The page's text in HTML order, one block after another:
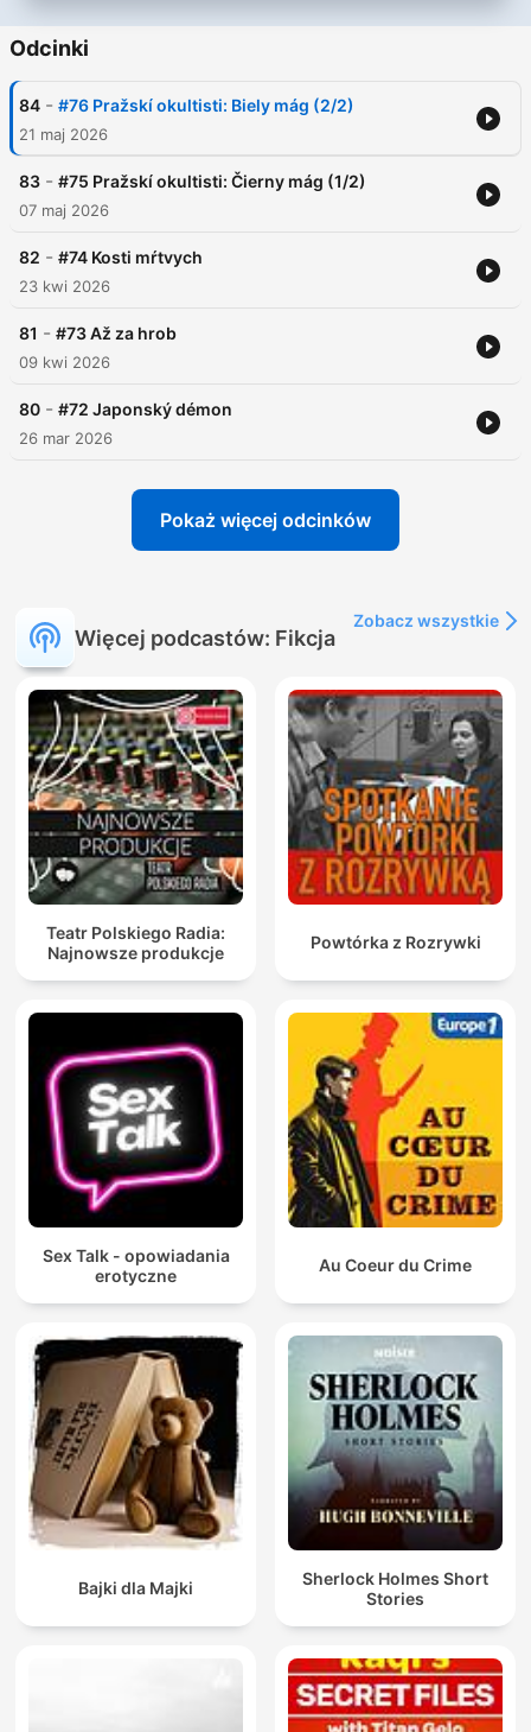
Odcinki
84 - #76 Pražskí okultisti: Biely mág (2/2)
21 maj 2026
83 - #75 Pražskí okultisti: Čierny mág (1/2)
07 maj 2026
82 - #74 Kosti mŕtvych
23 kwi 2026
81 - #73 Až za hrob
09 kwi 2026
80 - #72 Japonský démon
26 mar 2026
Pokaż więcej odcinków
Więcej podcastów: Fikcja
Zobacz wszystkie
Teatr Polskiego Radia:
Najnowsze produkcje
Powtórka z Rozrywki
Sex Talk - opowiadania
erotyczne
Au Coeur du Crime
Bajki dla Majki
Sherlock Holmes Short
Stories